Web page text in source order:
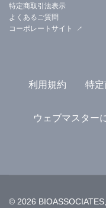
特定商取引法表示
よくあるご質問
コーポレートサイト
利用規約 特
ウェブマスター
© 2026